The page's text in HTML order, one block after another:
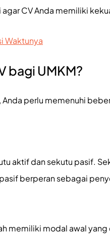
CV Anda memiliki
Waktunya
bagi UMKM?
perlu memenuhi
aktif dan sekutu pasif.
berperan sebagai
memiliki modal awal